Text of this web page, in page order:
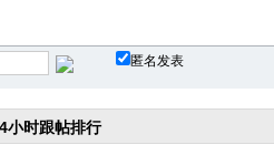
匿名发表
小时跟帖排行